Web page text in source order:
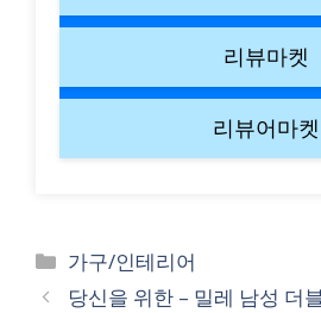
리뷰마켓
리뷰어마켓
Categories
가구/인테리어
당신을 위한 – 밀레 남성 더